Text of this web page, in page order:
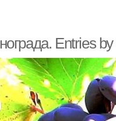
Entries